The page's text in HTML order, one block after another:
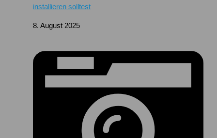
installieren solltest
8. August 2025